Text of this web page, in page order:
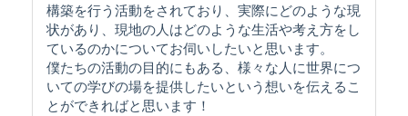
構築を行う活動をされており、実際にどのような現
状があり、現地の人はどのような生活や考え方をし
ているのかについてお伺いしたいと思います。
僕たちの活動の目的にもある、様々な人に世界につ
いての学びの場を提供したいという想いを伝えるこ
とができればと思います！